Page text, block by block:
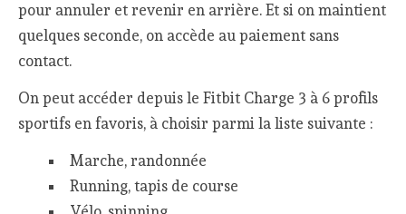
pour annuler et revenir en arrière. Et si on maintient
quelques seconde, on accède au paiement sans
contact.
On peut accéder depuis le Fitbit Charge 3 à 6 profils
sportifs en favoris, à choisir parmi la liste suivante :
Marche, randonnée
Running, tapis de course